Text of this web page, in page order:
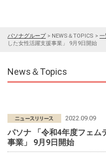
パソナグループ> NEWS＆TOPICS > 一
した女性活躍支援事業」 9月9日開始
News＆Topics
2022.09.09
パソナ 「令和4年度フェム
事業」 9月9日開始